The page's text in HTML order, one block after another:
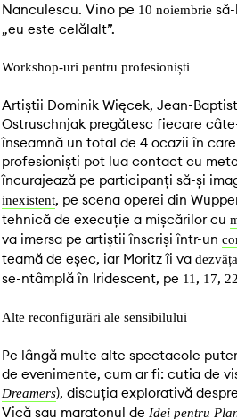
Nanculescu. Vino pe 10 noiembrie
„eu este celălalt”.
Workshop-uri pentru profesioniști
Artiștii Dominik Więcek, Jean-
Ostruschnjak pregătesc fiecare
înseamnă un total de 4 ocazii în
profesioniști pot lua contact cu
încurajează pe participanți să-și
inexistent, pe scena operei din
tehnică de execuție a mișcărilor cu
va imersa pe artiștii înscriși într-un
teamă de eșec, iar Moritz îi va dezvăța
se-ntâmplă în Iridescent, pe 11 , 17, 22
Alte reconfigurări ale sensibilului
Pe lângă multe alte spectacole
de evenimente, cum ar fi: cutia de
Dreamers), discuția explorativă despre
Vică sau maratonul de Idei pentru